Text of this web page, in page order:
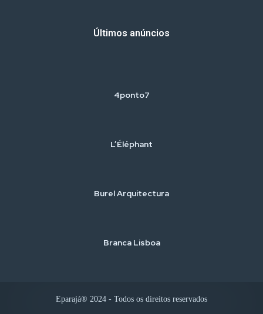
Últimos anúncios
4ponto7
L’Éléphant
Burel Arquitectura
Branca Lisboa
Eparajá® 2024 - Todos os direitos reservados